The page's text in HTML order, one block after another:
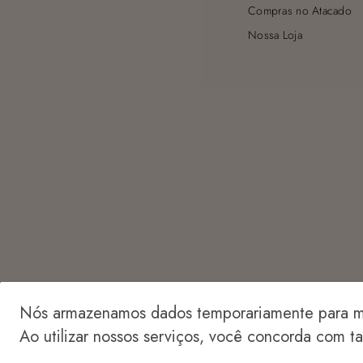
Nós armazenamos dados temporariamente
Ao utilizar nossos serviços, você concorda com
Compras no Atacado
Nossa Loja